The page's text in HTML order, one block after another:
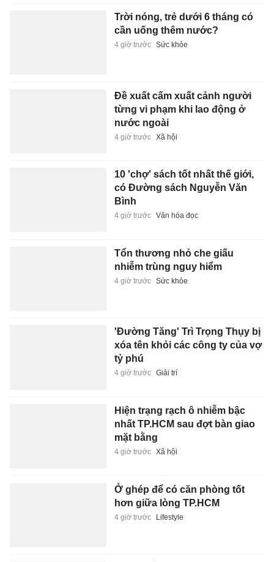
Trời nóng, trẻ dưới 6 tháng có
cần uống thêm nước?
4 giờ trước Sức khỏe
Đề xuất cấm xuất cảnh người
từng vi phạm khi lao động ở
nước ngoài
4 giờ trước Xã hội
10 'chợ' sách tốt nhất thế giới,
có Đường sách Nguyễn Văn
Bình
4 giờ trước Văn hóa đọc
Tổn thương nhỏ che giấu
nhiễm trùng nguy hiểm
4 giờ trước Sức khỏe
'Đường Tăng' Trì Trọng Thụy bị
xóa tên khỏi các công ty của vợ
tỷ phú
4 giờ trước Giải trí
Hiện trạng rạch ô nhiễm bậc
nhất TP.HCM sau đợt bàn giao
mặt bằng
4 giờ trước Xã hội
Ở ghép để có căn phòng tốt
hơn giữa lòng TP.HCM
4 giờ trước Lifestyle